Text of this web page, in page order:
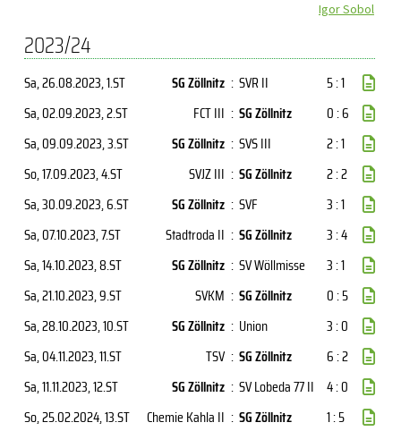
Igor Sobol
2023/24
Sa, 26.08.2023, 1.ST SG Zöllnitz : SVR II
5 : 1
Sa, 02.09.2023, 2.ST FCT III : SG Zöllnitz
0 : 6
Sa, 09.09.2023, 3.ST SG Zöllnitz : SVS III
2 : 1
So, 17.09.2023, 4.ST SVJZ III : SG Zöllnitz
2 : 2
Sa, 30.09.2023, 6.ST SG Zöllnitz : SVF
3 : 1
Sa, 07.10.2023, 7.ST Stadtroda II : SG Zöllnitz
3 : 4
Sa, 14.10.2023, 8.ST SG Zöllnitz : SV Wöllmisse
3 : 1
Sa, 21.10.2023, 9.ST SVKM : SG Zöllnitz
0 : 5
Sa, 28.10.2023, 10.ST SG Zöllnitz : Union
3 : 0
Sa, 04.11.2023, 11.ST TSV : SG Zöllnitz
6 : 2
Sa, 11.11.2023, 12.ST SG Zöllnitz : SV Lobeda 77 II 4 : 0
So, 25.02.2024, 13.ST Chemie Kahla II : SG Zöllnitz
1 : 5